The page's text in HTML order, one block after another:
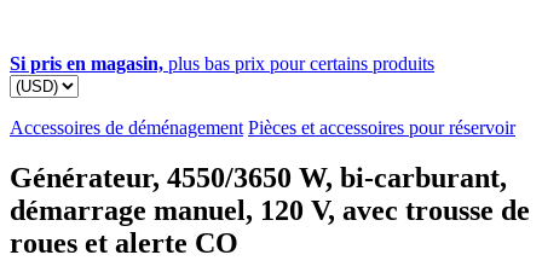
Si pris en magasin, plus bas prix pour certains produits
Accessoires de déménagement Pièces et accessoires pour réservoir
Générateur, 4550/3650 W, bi-carburant,
démarrage manuel, 120 V, avec trousse de
roues et alerte CO